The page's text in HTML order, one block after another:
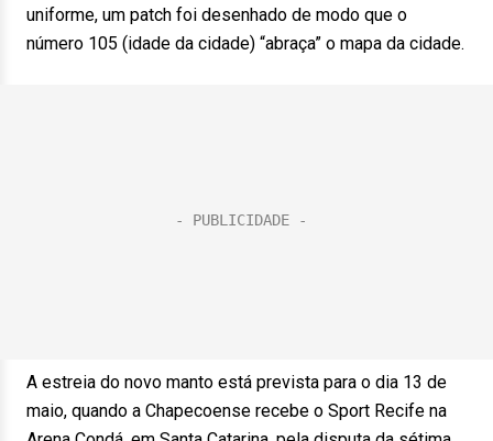
uniforme, um patch foi desenhado de modo que o
número 105 (idade da cidade) “abraça” o mapa da cidade.
A estreia do novo manto está prevista para o dia 13 de
maio, quando a Chapecoense recebe o Sport Recife na